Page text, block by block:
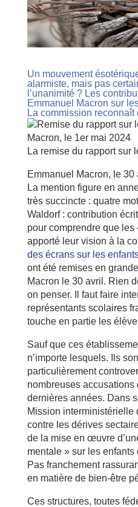
Un mouvement
alarmiste, mais pas
l’unanimité ? Les
Emmanuel Macron sur
La commission reconnaît
La remise du rapport sur
Emmanuel Macron, le 30
La mention figure en
très succincte : quatre
Waldorf : contribution
pour comprendre que les
apporté leur vision à la
des écrans sur les
ont été remises en
Macron le 30 avril. Rien
on penser. Il faut faire
représentants scolaires
touche en partie les
Sauf que ces
n’importe lesquels. Ils
particulièrement
nombreuses
dernières années. Dans
Mission interministérielle
contre les dérives
de la mise en œuvre
mentale » sur les
Pas franchement
en matière de bien-être
Ces structures, toutes